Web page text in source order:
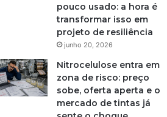
pouco usado: a hora é
transformar isso em
projeto de resiliência
junho 20, 2026
Nitrocelulose entra em
zona de risco: preço
sobe, oferta aperta e o
mercado de tintas já